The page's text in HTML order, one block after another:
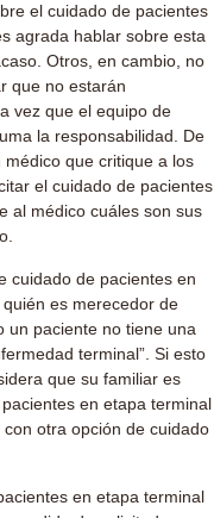
el cuidado de pacientes
agrada hablar sobre esta
Otros, en cambio, no
que no estarán
vez que el equipo de
la responsabilidad. De
que critique a los
el cuidado de pacientes
al médico cuáles son sus
cuidado de pacientes en
es merecedor de
un paciente no tiene una
terminal”. Si esto
que su familiar es
en etapa terminal
otra opción de cuidado
en etapa terminal